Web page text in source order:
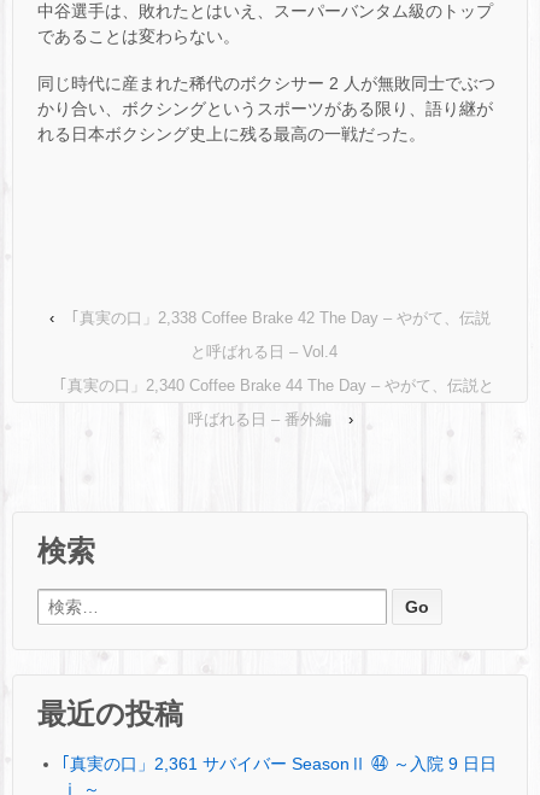
中谷選手は、敗れたとはいえ、スーパーバンタム級のトップ
であることは変わらない。
同じ時代に産まれた稀代のボクシサー 2 人が無敗同士でぶつ
かり合い、ボクシングというスポーツがある限り、語り継が
れる日本ボクシング史上に残る最高の一戦だった。
‹
｢真実の口」2,338 Coffee Brake 42 The Day – やがて、伝説
と呼ばれる日 – Vol.4
｢真実の口」2,340 Coffee Brake 44 The Day – やがて、伝説と
呼ばれる日 – 番外編
›
検索
検索:
最近の投稿
｢真実の口」2,361 サバイバー SeasonⅡ ㊹ ～入院 9 日日
ⅰ ～